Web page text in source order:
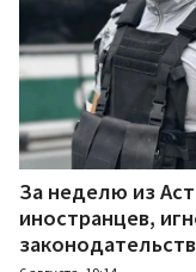
За неделю из
иностранцев,